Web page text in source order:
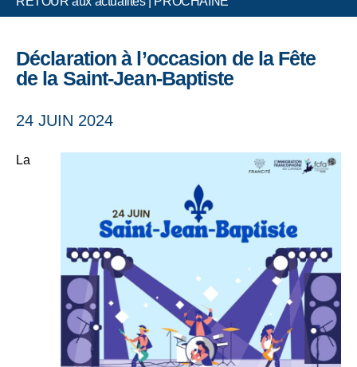
Déclaration à l’occasion de la Fête
de la Saint-Jean-Baptiste
24 JUIN 2024
La